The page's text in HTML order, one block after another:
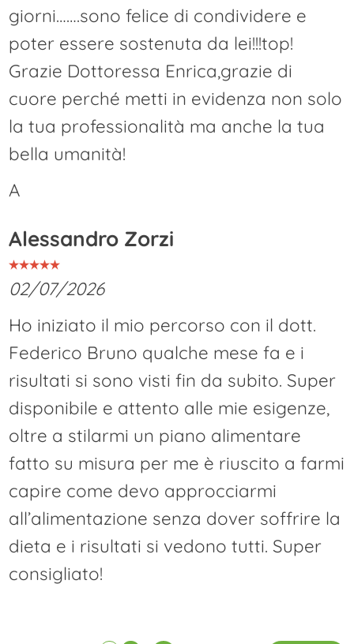
giorni…….sono felice di condividere e
poter essere sostenuta da lei!!!top!
Grazie Dottoressa Enrica,grazie di
cuore perché metti in evidenza non solo
la tua professionalità ma anche la tua
bella umanità!
A
Alessandro Zorzi
02/07/2026
Ho iniziato il mio percorso con il dott.
Federico Bruno qualche mese fa e i
risultati si sono visti fin da subito. Super
disponibile e attento alle mie esigenze,
oltre a stilarmi un piano alimentare
fatto su misura per me è riuscito a farmi
capire come devo approcciarmi
all’alimentazione senza dover soffrire la
dieta e i risultati si vedono tutti. Super
consigliato!